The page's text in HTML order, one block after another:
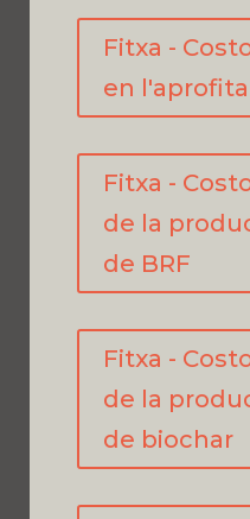
Fitxa -
en
Fitxa -
de la
de BRF
Fitxa -
de la
de biochar